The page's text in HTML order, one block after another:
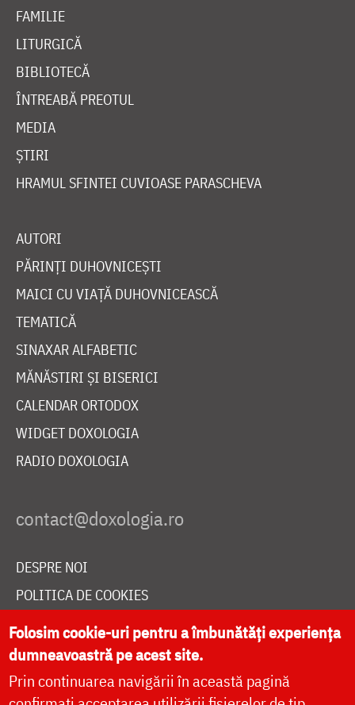
FAMILIE
LITURGICĂ
BIBLIOTECĂ
ÎNTREABĂ PREOTUL
MEDIA
ȘTIRI
HRAMUL SFINTEI CUVIOASE PARASCHEVA
AUTORI
PĂRINȚI DUHOVNICEȘTI
MAICI CU VIAȚĂ DUHOVNICEASCĂ
TEMATICĂ
SINAXAR ALFABETIC
MĂNĂSTIRI ȘI BISERICI
CALENDAR ORTODOX
WIDGET DOXOLOGIA
RADIO DOXOLOGIA
DESPRE NOI
POLITICA DE COOKIES
DONEAZĂ ONLINE PENTRU CATEDRALA NAȚIONALĂ
LIVE
Folosim cookie-uri pentru a îmbunătăți experiența
dumneavoastră pe acest site.
Prin continuarea navigării în această pagină